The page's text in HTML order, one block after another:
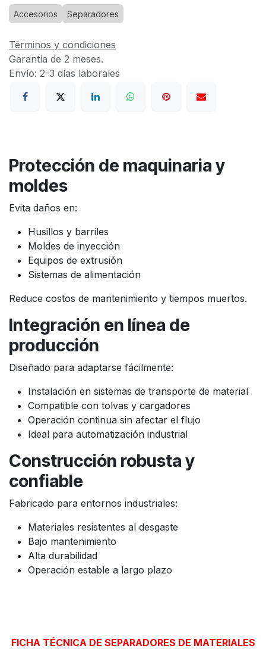
Accesorios Separadores
Términos y condiciones
Garantía de 2 meses.
Envío: 2-3 días laborales
Protección de maquinaria y
moldes
Evita daños en:
Husillos y barriles
Moldes de inyección
Equipos de extrusión
Sistemas de alimentación
Reduce costos de mantenimiento y tiempos muertos.
Integración en línea de
producción
Diseñado para adaptarse fácilmente:
Instalación en sistemas de transporte de material
Compatible con tolvas y cargadores
Operación continua sin afectar el flujo
Ideal para automatización industrial
Construcción robusta y
confiable
Fabricado para entornos industriales:
Materiales resistentes al desgaste
Bajo mantenimiento
Alta durabilidad
Operación estable a largo plazo
FICHA TÉCNICA DE SEPARADORES DE MATERIALES